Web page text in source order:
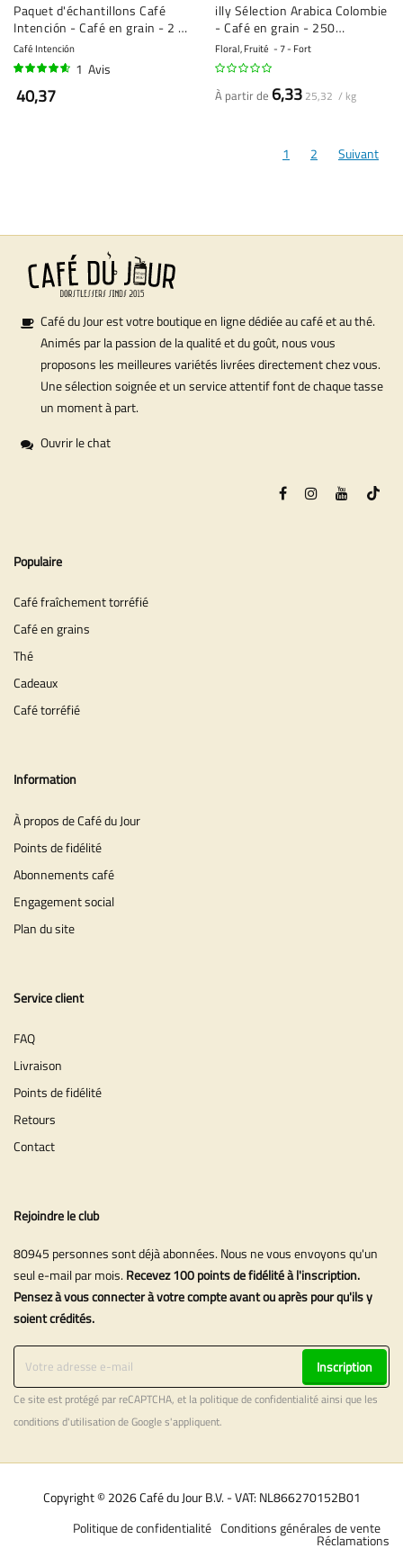
Paquet d'échantillons Café
Intención - Café en grain - 2 x
1 kilo
Café Intención
1 Avis
40,37
illy Sélection Arabica Colombie
- Café en grain - 250
grammes
Floral, Fruité 7 - Fort
À partir de 6,33 25,32 / kg
1 2 Suivant
Café du Jour est votre boutique en ligne dédiée au café et au thé.
Animés par la passion de la qualité et du goût, nous vous
proposons les meilleures variétés livrées directement chez vous.
Une sélection soignée et un service attentif font de chaque tasse
un moment à part.
Ouvrir le chat
Populaire
Café fraîchement torréfié
Café en grains
Thé
Cadeaux
Café torréfié
Information
À propos de Café du Jour
Points de fidélité
Abonnements café
Engagement social
Plan du site
Service client
FAQ
Livraison
Points de fidélité
Retours
Contact
Rejoindre le club
80945 personnes sont déjà abonnées. Nous ne vous envoyons qu'un
seul e-mail par mois. Recevez 100 points de fidélité à l'inscription.
Pensez à vous connecter à votre compte avant ou après pour qu'ils y
soient crédités.
Inscription
Ce site est protégé par reCAPTCHA, et la politique de confidentialitéainsi que les
conditions d'utilisationde Google s'appliquent.
Copyright © 2026 Café du Jour B.V. - VAT: NL866270152B01
Conditions générales de vente
Politique de confidentialité
Réclamations